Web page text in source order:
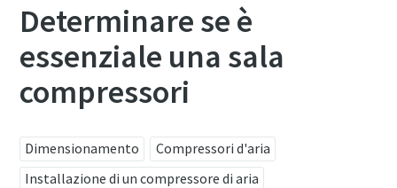
Determinare se è
essenziale una sala
compressori
Dimensionamento
Compressori d'aria
Installazione di un compressore di aria